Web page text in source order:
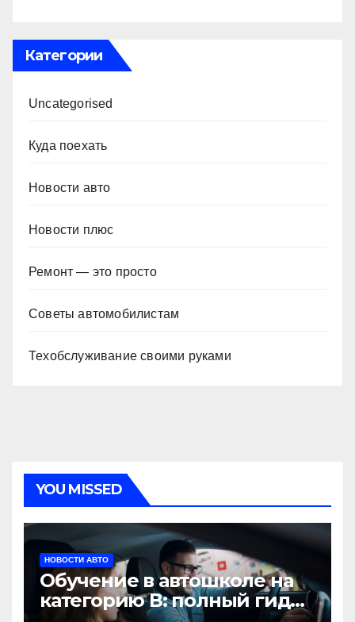
Категории
Uncategorised
Куда поехать
Новости авто
Новости плюс
Ремонт — это просто
Советы автомобилистам
Техобслуживание своими руками
YOU MISSED
НОВОСТИ АВТО
Обучение в автошколе на
категорию В: полный гид